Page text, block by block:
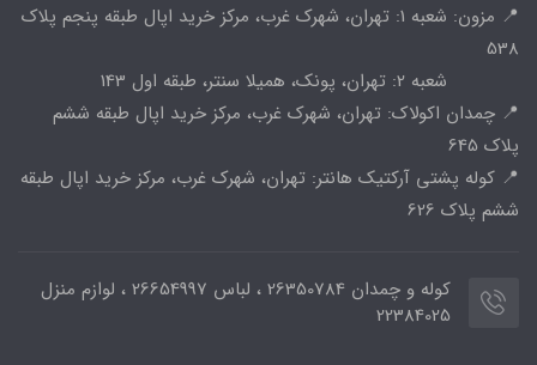
📍 مزون: شعبه 1: تهران، شهرک غرب، مرکز خرید اپال طبقه پنجم پلاک
538
شعبه 2: تهران، پونک، همیلا سنتر، طبقه اول 143
📍 چمدان اکولاک: تهران، شهرک غرب، مرکز خرید اپال طبقه ششم
پلاک 645
📍 کوله پشتی آرکتیک هانتر: تهران، شهرک غرب، مرکز خرید اپال طبقه
ششم پلاک 626
کوله و چمدان 26350784 ، لباس 26654997 ، لوازم منزل
22384025